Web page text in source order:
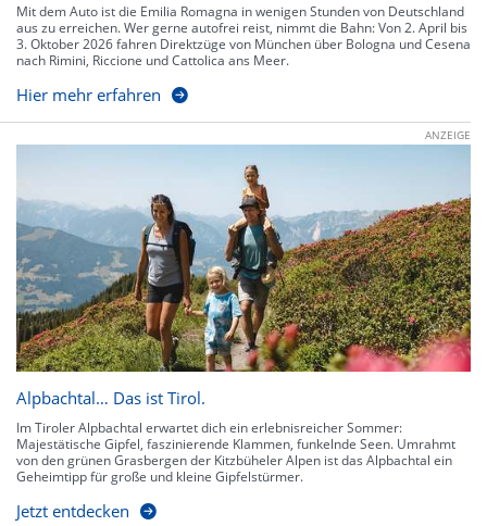
Mit dem Auto ist die Emilia Romagna in wenigen Stunden von Deutschland
aus zu erreichen. Wer gerne autofrei reist, nimmt die Bahn: Von 2. April bis
3. Oktober 2026 fahren Direktzüge von München über Bologna und Cesena
nach Rimini, Riccione und Cattolica ans Meer.
Hier mehr erfahren
ANZEIGE
Alpbachtal… Das ist Tirol.
Im Tiroler Alpbachtal erwartet dich ein erlebnisreicher Sommer:
Majestätische Gipfel, faszinierende Klammen, funkelnde Seen. Umrahmt
von den grünen Grasbergen der Kitzbüheler Alpen ist das Alpbachtal ein
Geheimtipp für große und kleine Gipfelstürmer.
Jetzt entdecken